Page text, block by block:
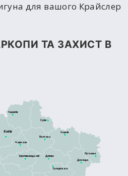
для вашого Крайслер
ТА ЗАХИСТ В
Київ
Дніпро
Кропивницький
Харків
Полтава
Черкаси
Суми
Чернігів
Запоріжжя
Донецьк
Луганськ